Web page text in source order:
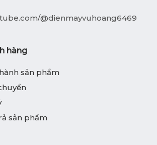
@dienmayvuhoang6469
hàng
sản phẩm
sản phẩm